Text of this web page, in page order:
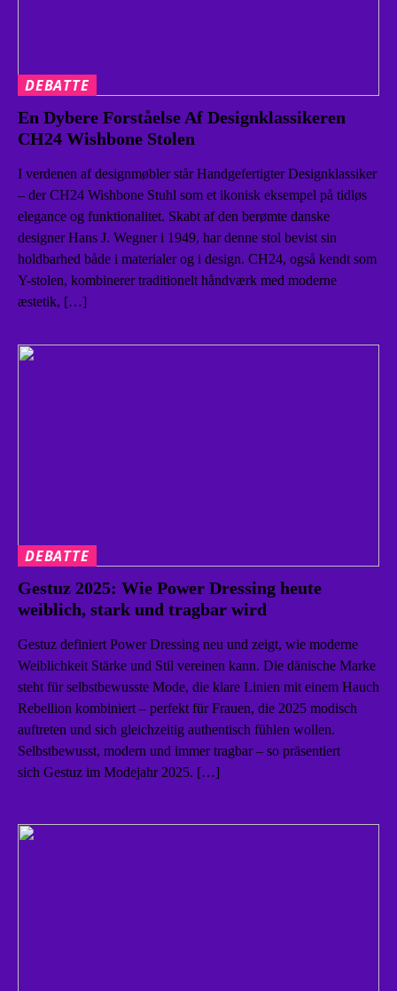
DEBATTE
En Dybere Forståelse Af Designklassikeren
CH24 Wishbone Stolen
I verdenen af designmøbler står Handgefertigter Designklassiker
– der CH24 Wishbone Stuhl som et ikonisk eksempel på tidløs
elegance og funktionalitet. Skabt af den berømte danske
designer Hans J. Wegner i 1949, har denne stol bevist sin
holdbarhed både i materialer og i design. CH24, også kendt som
Y-stolen, kombinerer traditionelt håndværk med moderne
æstetik, […]
DEBATTE
Gestuz 2025: Wie Power Dressing heute
weiblich, stark und tragbar wird
Gestuz definiert Power Dressing neu und zeigt, wie moderne
Weiblichkeit Stärke und Stil vereinen kann. Die dänische Marke
steht für selbstbewusste Mode, die klare Linien mit einem Hauch
Rebellion kombiniert – perfekt für Frauen, die 2025 modisch
auftreten und sich gleichzeitig authentisch fühlen wollen.
Selbstbewusst, modern und immer tragbar – so präsentiert
sich Gestuz im Modejahr 2025. […]